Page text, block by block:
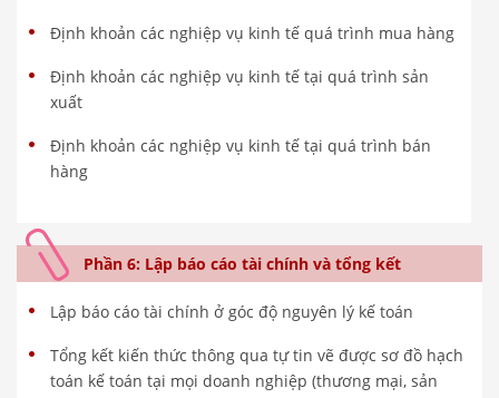
Định khoản các nghiệp vụ kinh tế quá trình mua hàng
Định khoản các nghiệp vụ kinh tế tại quá trình sản
xuất
Định khoản các nghiệp vụ kinh tế tại quá trình bán
hàng
Phần 6: Lập báo cáo tài chính và tổng kết
Lập báo cáo tài chính ở góc độ nguyên lý kế toán
Tổng kết kiến thức thông qua tự tin vẽ được sơ đồ hạch
toán kế toán tại mọi doanh nghiệp (thương mại, sản